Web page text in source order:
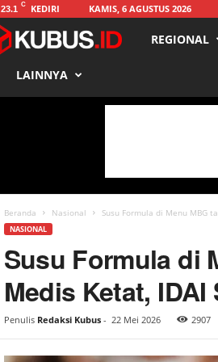
23.1 C KEDIRI KAMIS, 6 AGUSTUS 2026
s
REGIONAL
LAINNYA
Beranda Nasional Susu Formula di Menu MBG
NASIONAL
Susu Formula di
Medis Ketat, IDAI
Penulis Redaksi Kubus- 22 Mei 2026 2907